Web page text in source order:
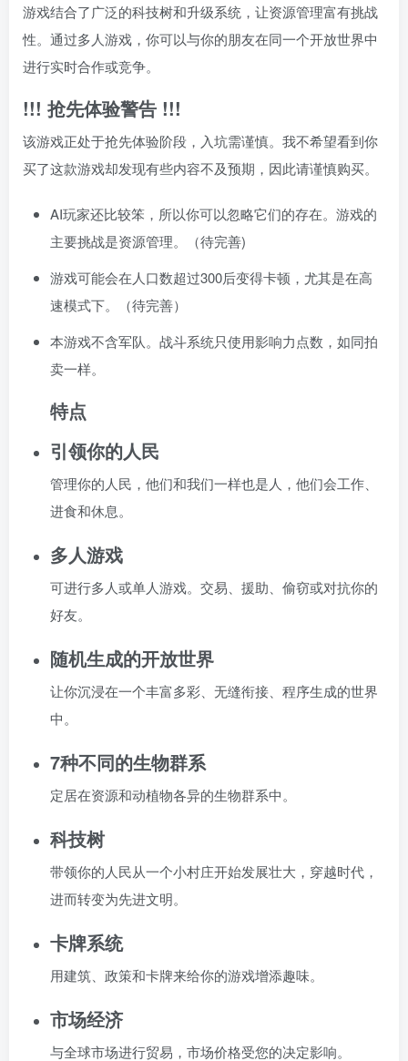
游戏结合了广泛的科技树和升级系统，让资源管理富有挑战
性。通过多人游戏，你可以与你的朋友在同一个开放世界中
进行实时合作或竞争。
!!! 抢先体验警告 !!!
该游戏正处于抢先体验阶段，入坑需谨慎。我不希望看到你
买了这款游戏却发现有些内容不及预期，因此请谨慎购买。
AI玩家还比较笨，所以你可以忽略它们的存在。游戏的
主要挑战是资源管理。（待完善)
游戏可能会在人口数超过300后变得卡顿，尤其是在高
速模式下。（待完善）
本游戏不含军队。战斗系统只使用影响力点数，如同拍
卖一样。
特点
引领你的人民
管理你的人民，他们和我们一样也是人，他们会工作、
进食和休息。
多人游戏
可进行多人或单人游戏。交易、援助、偷窃或对抗你的
好友。
随机生成的开放世界
让你沉浸在一个丰富多彩、无缝衔接、程序生成的世界
中。
7种不同的生物群系
定居在资源和动植物各异的生物群系中。
科技树
带领你的人民从一个小村庄开始发展壮大，穿越时代，
进而转变为先进文明。
卡牌系统
用建筑、政策和卡牌来给你的游戏增添趣味。
市场经济
与全球市场进行贸易，市场价格受您的决定影响。